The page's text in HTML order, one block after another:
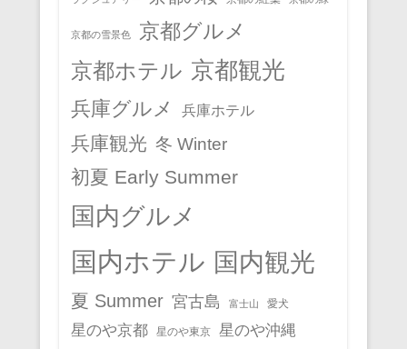
京都の雪景色 京都グルメ
京都ホテル 京都観光
兵庫グルメ 兵庫ホテル
兵庫観光 冬 Winter
初夏 Early Summer
国内グルメ
国内ホテル 国内観光
夏 Summer 宮古島 富士山 愛犬
星のや京都 星のや東京 星のや沖縄